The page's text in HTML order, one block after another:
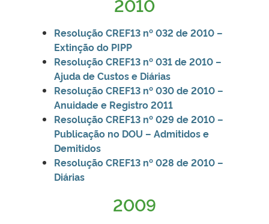
Resolução CREF13 nº 032 de 2010 –
Extinção do PIPP
Resolução CREF13 nº 031 de 2010 –
Ajuda de Custos e Diárias
Resolução CREF13 nº 030 de 2010 –
Anuidade e Registro 2011
Resolução CREF13 nº 029 de 2010 –
Publicação no DOU – Admitidos e
Demitidos
Resolução CREF13 nº 028 de 2010 –
Diárias
2009